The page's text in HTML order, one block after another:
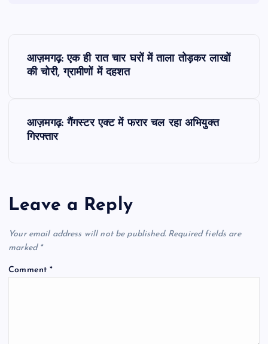
a
v
i
आज़मगढ़: एक ही रात चार घरों में ताला तोड़कर लाखों
की चोरी, ग्रामीणों में दहशत
आज़मगढ़: गैंगस्टर एक्ट में फरार चल रहा अभियुक्त
गिरफ्तार
Leave a Reply
Your email address will not be published. Required fields are
marked *
Comment*